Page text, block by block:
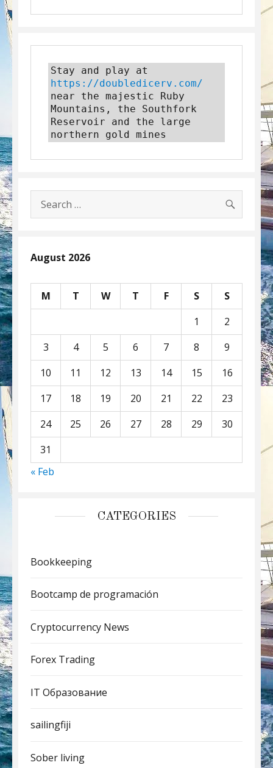
https://doubledicerv.com/
near the majestic Ruby
Mountains, the Southfork
Reservoir and the large
northern gold mines
Search
for:
August 2026
M T W T F S
S
1
2
3
4 5 6 7 8
9
10
11 12 13 14 15
16
17
18 19 20 21 22
23
24
25 26 27 28 29
30
31
« Feb
CATEGORIES
Bookkeeping
Bootcamp de programación
Cryptocurrency News
Forex Trading
IT Образование
sailingfiji
Sober living